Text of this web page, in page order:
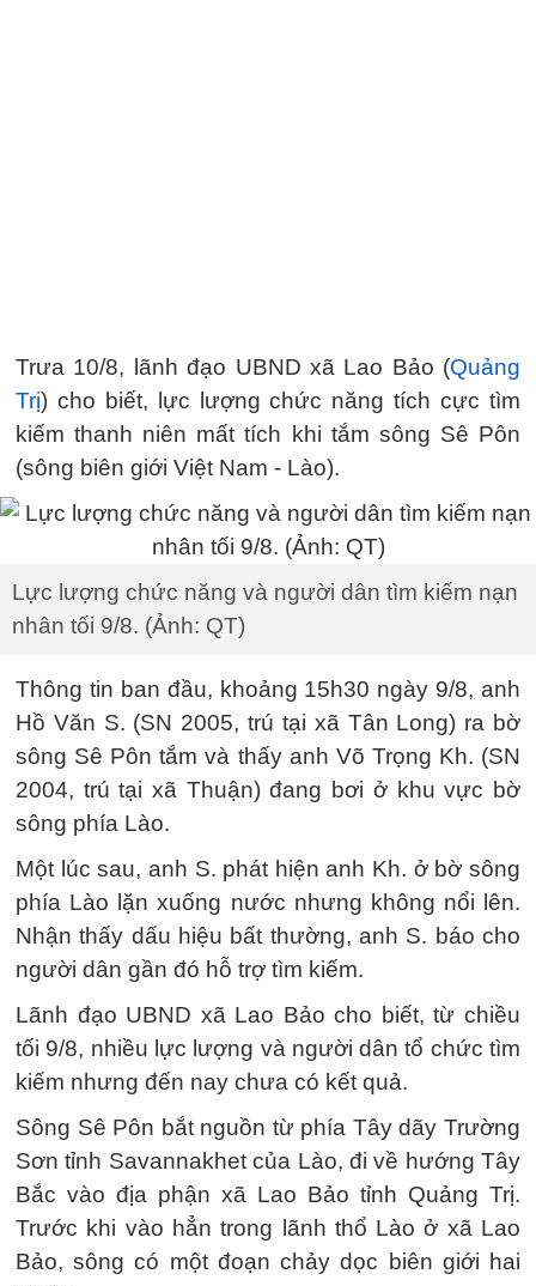
Trưa 10/8, lãnh đạo UBND xã Lao Bảo (Quảng
Trị) cho biết, lực lượng chức năng tích cực tìm
kiếm thanh niên mất tích khi tắm sông Sê Pôn
(sông biên giới Việt Nam - Lào).
Lực lượng chức năng và người dân tìm kiếm nạn
nhân tối 9/8. (Ảnh: QT)
Thông tin ban đầu, khoảng 15h30 ngày 9/8, anh
Hồ Văn S. (SN 2005, trú tại xã Tân Long) ra bờ
sông Sê Pôn tắm và thấy anh Võ Trọng Kh. (SN
2004, trú tại xã Thuận) đang bơi ở khu vực bờ
sông phía Lào.
Một lúc sau, anh S. phát hiện anh Kh. ở bờ sông
phía Lào lặn xuống nước nhưng không nổi lên.
Nhận thấy dấu hiệu bất thường, anh S. báo cho
người dân gần đó hỗ trợ tìm kiếm.
Lãnh đạo UBND xã Lao Bảo cho biết, từ chiều
tối 9/8, nhiều lực lượng và người dân tổ chức tìm
kiếm nhưng đến nay chưa có kết quả.
Sông Sê Pôn bắt nguồn từ phía Tây dãy Trường
Sơn tỉnh Savannakhet của Lào, đi về hướng Tây
Bắc vào địa phận xã Lao Bảo tỉnh Quảng Trị.
Trước khi vào hẳn trong lãnh thổ Lào ở xã Lao
Bảo, sông có một đoạn chảy dọc biên giới hai